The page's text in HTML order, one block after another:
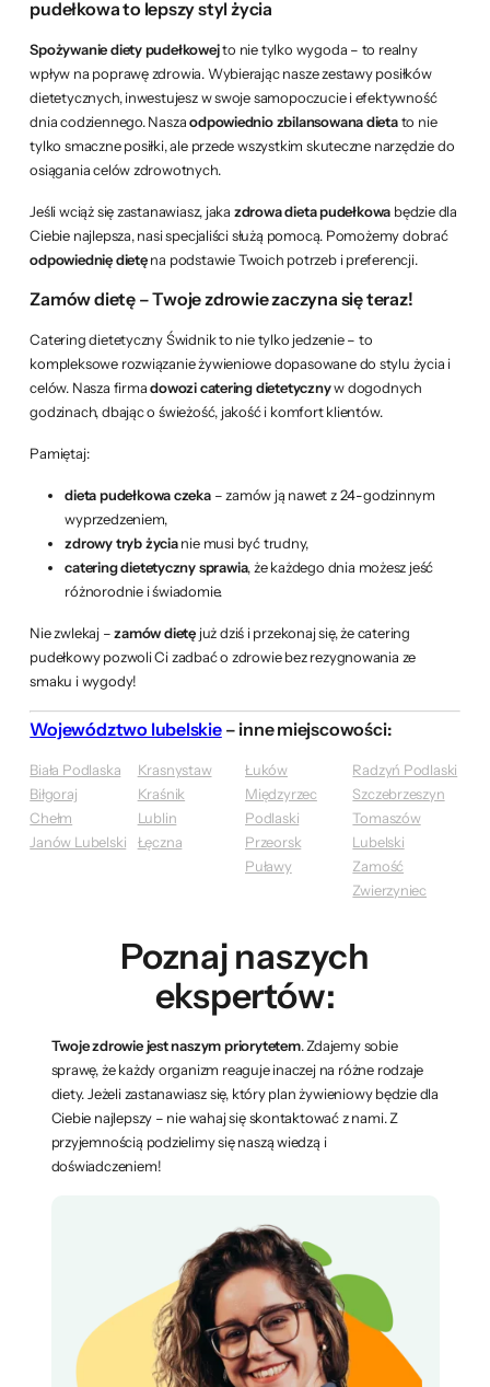
pudełkowa to lepszy styl życia
Spożywanie diety pudełkowejto nie tylko wygoda – to realny
wpływ na poprawę zdrowia. Wybierając nasze zestawy posiłków
dietetycznych, inwestujesz w swoje samopoczucie i efektywność
dnia codziennego. Naszaodpowiednio zbilansowana dietato nie
tylko smaczne posiłki, ale przede wszystkim skuteczne narzędzie do
osiągania celów zdrowotnych.
Jeśli wciąż się zastanawiasz, jaka zdrowa dieta pudełkowa będzie dla
Ciebie najlepsza, nasi specjaliści służą pomocą. Pomożemy dobrać
odpowiednię dietęna podstawie Twoich potrzeb i preferencji.
Zamów dietę – Twoje zdrowie zaczyna się teraz!
Catering dietetyczny Świdnik to nie tylko jedzenie – to
kompleksowe rozwiązanie żywieniowe dopasowane do stylu życia i
celów. Nasza firmadowozi catering dietetycznyw dogodnych
godzinach, dbając o świeżość, jakość i komfort klientów.
Pamiętaj:
dieta pudełkowa czeka– zamów ją nawet z 24-godzinnym
wyprzedzeniem,
zdrowy tryb życianie musi być trudny,
catering dietetyczny sprawia, że każdego dnia możesz jeść
różnorodnie i świadomie.
Nie zwlekaj –zamów dietęjuż dziś i przekonaj się, że catering
pudełkowy pozwoli Ci zadbać o zdrowie bez rezygnowania ze
smaku i wygody!
Województwo lubelskie– inne miejscowości:
Biała Podlaska
Biłgoraj
Chełm
Janów Lubelski
Krasnystaw
Kraśnik
Lublin
Łęczna
Łuków
Międzyrzec
Podlaski
Przeorsk
Puławy
Radzyń Podlaski
Szczebrzeszyn
Tomaszów
Lubelski
Zamość
Zwierzyniec
Poznaj naszych
ekspertów:
Twoje zdrowie jest naszym priorytetem. Zdajemy sobie
sprawę, że każdy organizm reaguje inaczej na różne rodzaje
diety. Jeżeli zastanawiasz się, który plan żywieniowy będzie dla
Ciebie najlepszy – nie wahaj się skontaktować z nami. Z
przyjemnością podzielimy się naszą wiedzą i
doświadczeniem!